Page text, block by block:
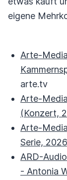
eigene
Arte-
arte.tv
Arte-
(Konzert,
Arte-
Serie,
ARD-
- Antonia